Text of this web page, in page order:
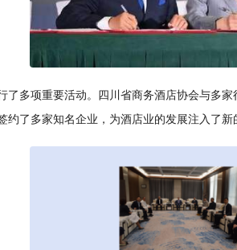
了多项重要活动。四川省商务酒店协会与多
约了多家知名企业，为酒店业的发展注入了新